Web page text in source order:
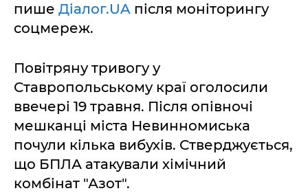
пише Діалог.UA після моніторингу
соцмереж.
Повітряну тривогу у
Ставропольському краї оголосили
ввечері 19 травня. Після опівночі
мешканці міста Невинномиська
почули кілька вибухів. Стверджується,
що БПЛА атакували хімічний
комбінат "Азот".